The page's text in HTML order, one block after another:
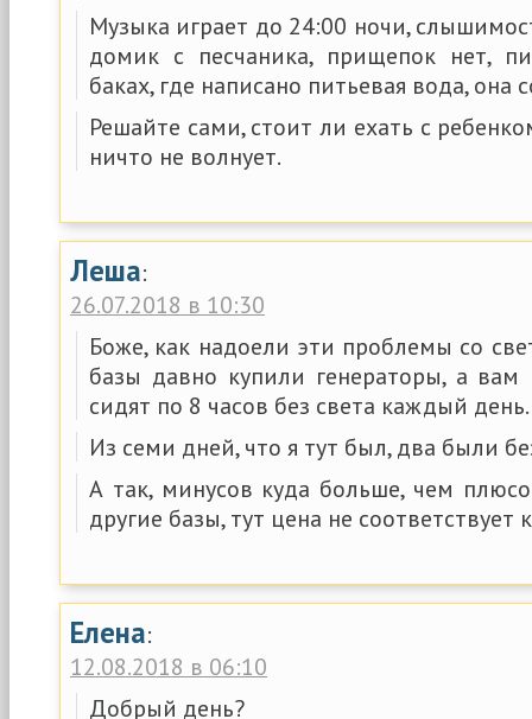
Музыка играет до 24:00 ночи,
домик с песчаника, прищепок нет,
баках, где написано питьевая вода, она
Решайте сами, стоит ли ехать с
ничто не волнует.
Леша:
26.07.2018 в 10:30
Боже, как надоели эти проблемы со
базы давно купили генераторы, а
сидят по 8 часов без света каждый день.
Из семи дней, что я тут был, два были
А так, минусов куда больше, чем
другие базы, тут цена не соответствует
Елена:
12.08.2018 в 06:10
Добрый день?